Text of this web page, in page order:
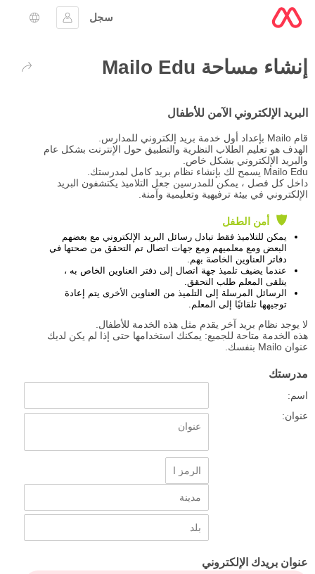
سجل
تسجيل الدخول
اختيار
إنشاء مساحة Mailo Edu
البريد الإلكتروني الآمن للأطفال
قام Mailo بإعداد أول خدمة بريد إلكتروني للمدارس.
الهدف هو تعليم الطلاب النظرية والتطبيق حول الإنترنت بشكل عام
والبريد الإلكتروني بشكل خاص.
Mailo Edu يسمح لك بإنشاء نظام بريد كامل لمدرستك.
داخل كل فصل ، يمكن للمدرسين جعل التلاميذ يكتشفون البريد
الإلكتروني في بيئة ترفيهية وتعليمية وآمنة.
أمن الطفل
يمكن للتلاميذ فقط تبادل رسائل البريد الإلكتروني مع بعضهم
البعض ومع معلميهم ومع جهات اتصال تم التحقق من صحتها في
دفاتر العناوين الخاصة بهم.
عندما يضيف تلميذ جهة اتصال إلى دفتر العناوين الخاص به ،
يتلقى المعلم طلب التحقق.
الرسائل المرسلة إلى التلميذ من العناوين الأخرى يتم إعادة
توجيهها تلقائيًا إلى المعلم.
لا يوجد نظام بريد آخر يقدم مثل هذه الخدمة للأطفال.
هذه الخدمة متاحة للجميع: يمكنك استخدامها حتى إذا لم يكن لديك
عنوان Mailo بنفسك.
مدرستك
اسم:
عنوان:
عنوان بريدك الإلكتروني